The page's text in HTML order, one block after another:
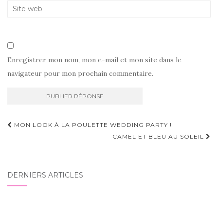
Enregistrer mon nom, mon e-mail et mon site dans le
navigateur pour mon prochain commentaire.
Navigation
MON LOOK À LA POULETTE WEDDING PARTY !
CAMEL ET BLEU AU SOLEIL
DERNIERS ARTICLES